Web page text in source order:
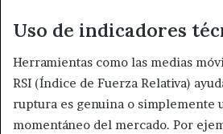
Uso de indicadores
Herramientas como las medias
RSI (Índice de Fuerza Relativa)
ruptura es genuina o simplemente
momentáneo del mercado. Por